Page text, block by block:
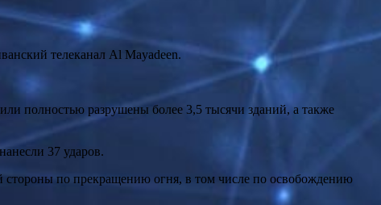
телеканал Al Mayadeen.
или полностью разрушены более 3,5 тысячи зданий, а также
37 ударов.
по прекращению огня, в том числе по освобождению